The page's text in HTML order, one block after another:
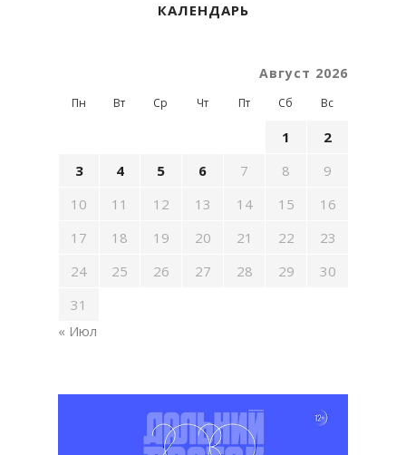
КАЛЕНДАРЬ
Август 2026
Пн Вт Ср Чт Пт Сб Вс
1
2
3
4 5 6 7 8
9
10
11 12 13 14 15
16
17
18 19 20 21 22
23
24
25 26 27 28 29
30
31
« Июл